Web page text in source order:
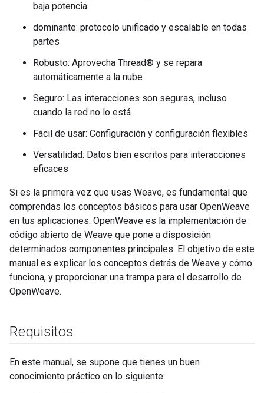
baja potencia
dominante: protocolo unificado y escalable en todas
partes
Robusto: Aprovecha Thread® y se repara
automáticamente a la nube
Seguro: Las interacciones son seguras, incluso
cuando la red no lo está
Fácil de usar: Configuración y configuración flexibles
Versatilidad: Datos bien escritos para interacciones
eficaces
Si es la primera vez que usas Weave, es fundamental que
comprendas los conceptos básicos para usar OpenWeave
en tus aplicaciones. OpenWeave es la implementación de
código abierto de Weave que pone a disposición
determinados componentes principales. El objetivo de este
manual es explicar los conceptos detrás de Weave y cómo
funciona, y proporcionar una trampa para el desarrollo de
OpenWeave.
Requisitos
En este manual, se supone que tienes un buen
conocimiento práctico en lo siguiente: